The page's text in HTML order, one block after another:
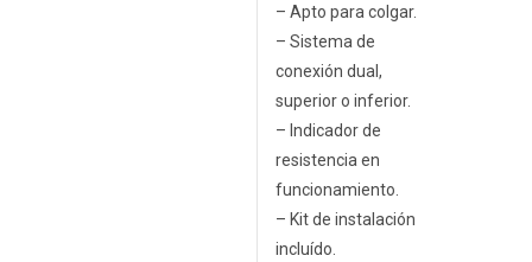
– Apto para colgar.
– Sistema de
conexión dual,
superior o inferior.
– Indicador de
resistencia en
funcionamiento.
– Kit de instalación
incluído.